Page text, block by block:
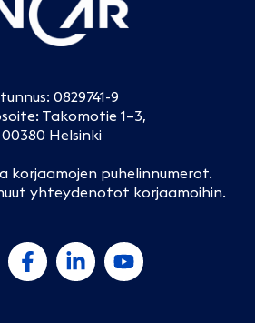
0829741-9
Takomotie 1–3,
00380 Helsinki
korjaamojen puhelinnumerot.
yhteydenotot korjaamoihin.